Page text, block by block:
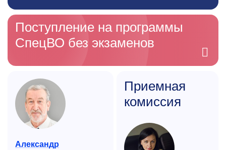
Поступление на программы
СпецВО без экзаменов
Александр
Приемная
комиссия